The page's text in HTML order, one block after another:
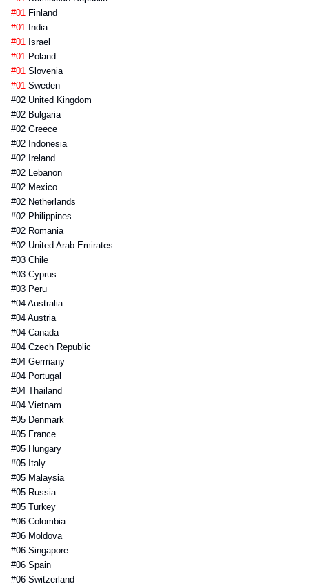
#01 Finland
#01 India
#01 Israel
#01 Poland
#01 Slovenia
#01 Sweden
#02 United Kingdom
#02 Bulgaria
#02 Greece
#02 Indonesia
#02 Ireland
#02 Lebanon
#02 Mexico
#02 Netherlands
#02 Philippines
#02 Romania
#02 United Arab Emirates
#03 Chile
#03 Cyprus
#03 Peru
#04 Australia
#04 Austria
#04 Canada
#04 Czech Republic
#04 Germany
#04 Portugal
#04 Thailand
#04 Vietnam
#05 Denmark
#05 France
#05 Hungary
#05 Italy
#05 Malaysia
#05 Russia
#05 Turkey
#06 Colombia
#06 Moldova
#06 Singapore
#06 Spain
#06 Switzerland